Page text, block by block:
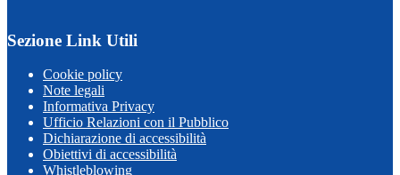
Sezione Link Utili
Cookie policy
Note legali
Informativa Privacy
Ufficio Relazioni con il Pubblico
Dichiarazione di accessibilità
Obiettivi di accessibilità
Whistleblowing